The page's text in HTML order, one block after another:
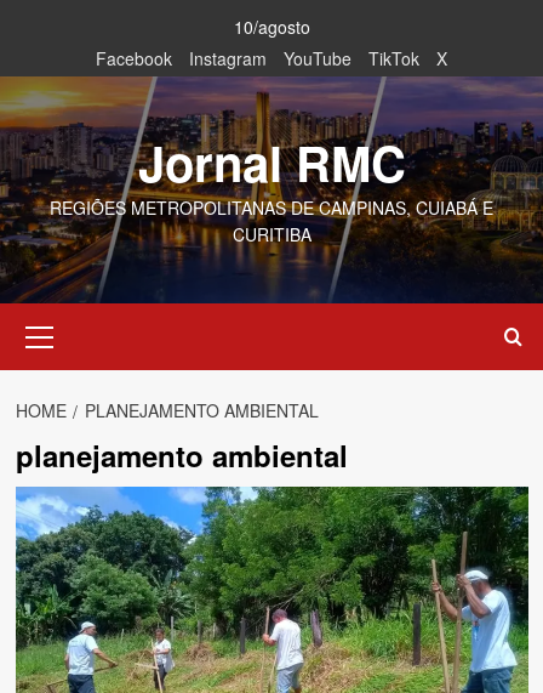
content
10/agosto
Facebook
Instagram YouTube TikTok X
Jornal RMC
REGIÕES METROPOLITANAS DE CAMPINAS, CUIABÁ E
CURITIBA
Menu
HOME PLANEJAMENTO AMBIENTAL
planejamento ambiental